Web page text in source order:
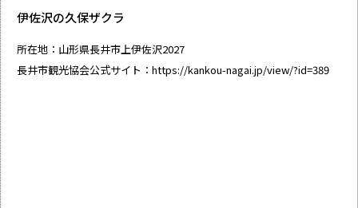
伊佐沢の久保ザクラ
所在地：山形県長井市上伊佐沢2027
長井市観光協会公式サイト： https://kankou-nagai.jp/view/?id=389